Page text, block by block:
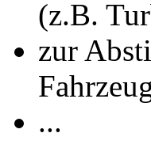
(z.B.
zur
...